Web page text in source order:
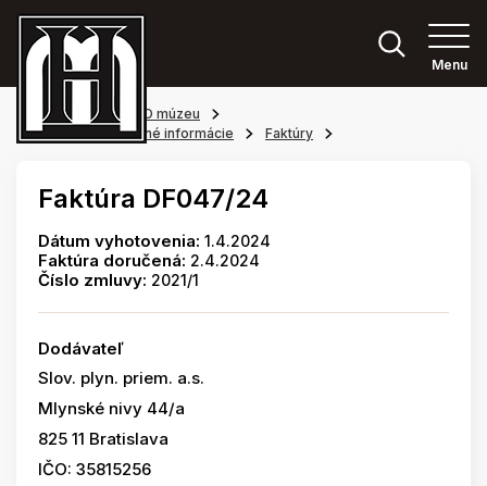
Menu
Hlavná stránka
O múzeu
Povinne zverejňované informácie
Faktúry
Faktúra DF047/24
Dátum vyhotovenia: 1.4.2024
Faktúra doručená: 2.4.2024
Číslo zmluvy: 2021/1
Dodávateľ
Slov. plyn. priem. a.s.
Mlynské nivy 44/a
825 11 Bratislava
IČO: 35815256